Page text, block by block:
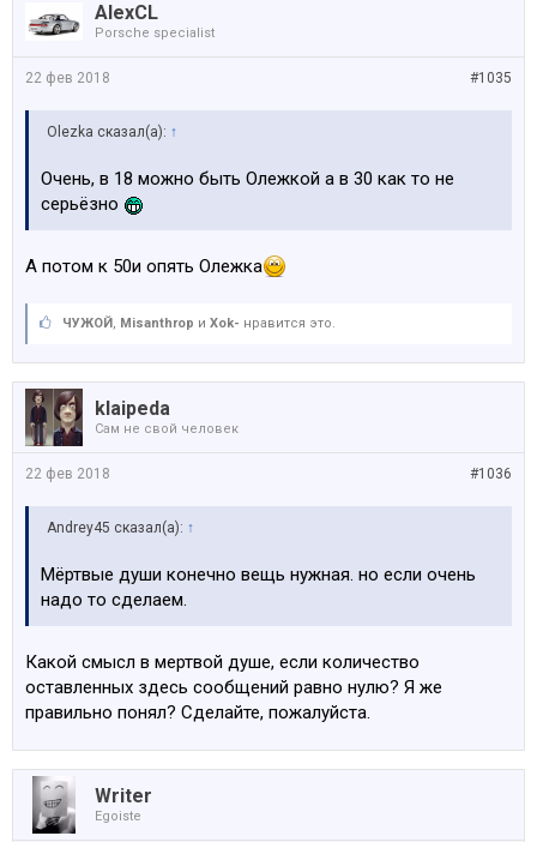
AlexCL
Porsche specialist
#1035
22 фев 2018
Olezka сказал(а): ↑
Очень, в 18 можно быть Олежкой а в 30 как то не
серьёзно
А потом к 50и опять Олежка
ЧУЖОЙ, Misanthrop и Xok- нравится это.
klaipeda
Сам не свой человек
#1036
22 фев 2018
Andrey45 сказал(а): ↑
Мёртвые души конечно вещь нужная. но если очень
надо то сделаем.
Какой смысл в мертвой душе, если количество
оставленных здесь сообщений равно нулю? Я же
правильно понял? Сделайте, пожалуйста.
Writer
Egoiste